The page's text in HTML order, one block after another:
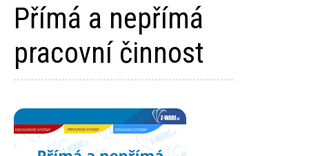
Přímá a nepřímá
pracovní činnost